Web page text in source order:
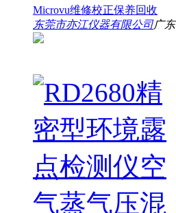
Microvu维修校正保养回收
东莞市亦江仪器有限公司广东